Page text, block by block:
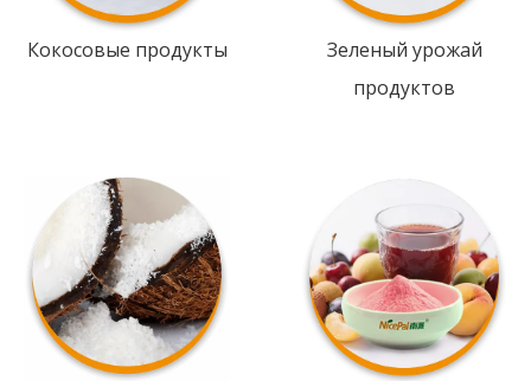
Кокосовые продукты
Зеленый урожай
продуктов